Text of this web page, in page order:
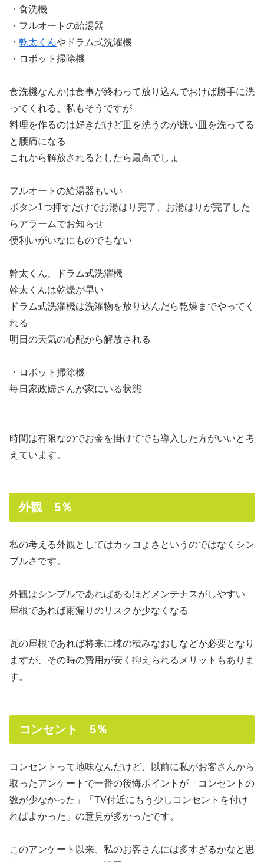
・食洗機
・フルオートの給湯器
・ 乾太くんやドラム式洗濯機
・ロボット掃除機
食洗機なんかは食事が終わって放り込んでおけば勝手に洗
ってくれる、私もそうですが
料理を作るのは好きだけど皿を洗うのが嫌い皿を洗ってる
と腰痛になる
これから解放されるとしたら最高でしょ
フルオートの給湯器もいい
ボタン1つ押すだけでお湯はり完了、お湯はりが完了した
らアラームでお知らせ
便利いがいなにものでもない
幹太くん、ドラム式洗濯機
幹太くんは乾燥が早い
ドラム式洗濯機は洗濯物を放り込んだら乾燥までやってく
れる
明日の天気の心配から解放される
・ロボット掃除機
毎日家政婦さんが家にいる状態
時間は有限なのでお金を掛けてでも導入した方がいいと考
えています。
外観 5％
私の考える外観としてはカッコよさというのではなくシン
プルさです。
外観はシンプルであればあるほどメンテナスがしやすい
屋根であれば雨漏りのリスクが少なくなる
瓦の屋根であれば将来に棟の積みなおしなどが必要となり
ますが、その時の費用が安く抑えられるメリットもありま
す。
コンセント 5％
コンセントって地味なんだけど、以前に私がお客さんから
取ったアンケートで一番の後悔ポイントが「コンセントの
数が少なかった」「TV付近にもう少しコンセントを付け
ればよかった」の意見が多かったです。
このアンケート以来、私のお客さんには多すぎるかなと思